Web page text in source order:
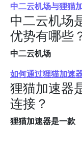
中二云机场与狸猫
中二云机场
优势有哪些
中二云机场
如何通过狸猫加速
狸猫加速器
连接？
狸猫加速器是一款